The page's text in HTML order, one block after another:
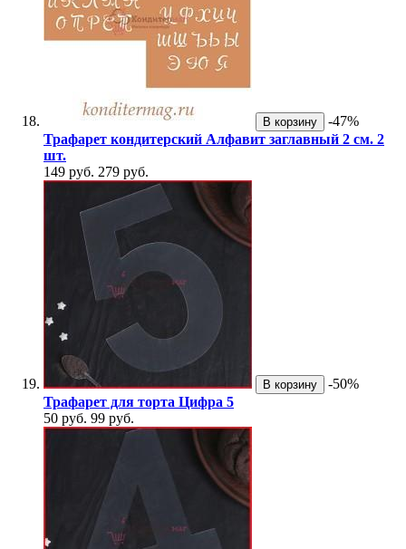
В корзину
-47%
Трафарет кондитерский Алфавит заглавный 2 см. 2
шт.
149 руб. 279 руб.
В корзину
-50%
Трафарет для торта Цифра 5
50 руб. 99 руб.